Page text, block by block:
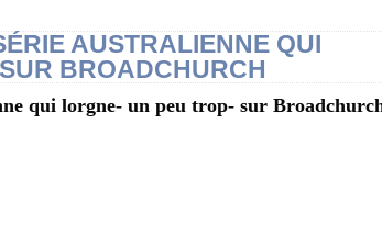
AUSTRALIENNE QUI
BROADCHURCH